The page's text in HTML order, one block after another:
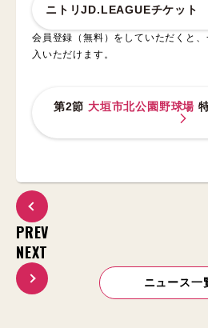
ニトリJD.LEAGUEチケット
会員登録（無料）をしていただくと
入いただけます。
第2節 大垣市北公園野球場
PREV
ニュース一
NEXT